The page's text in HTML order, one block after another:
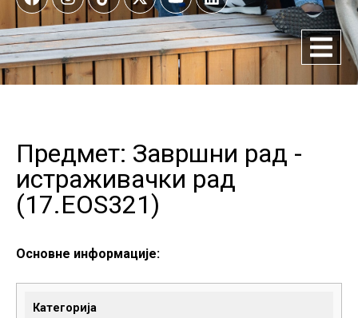
Предмет: Завршни рад -
истраживачки рад
(17.EOS321)
Основне информације:
Категорија